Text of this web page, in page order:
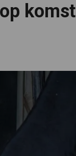
komst